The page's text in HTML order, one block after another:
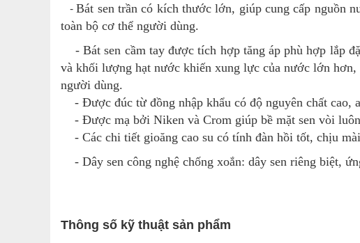
-Bát sen trần có kích thước lớn, giúp cung cấp nguồn
toàn bộ cơ thể người dùng.
- Bát sen cầm tay được tích hợp tăng áp phù hợp lắp
và khối lượng hạt nước khiến xung lực của nước lớn
người dùng.
- Được đúc từ đồng nhập khẩu có độ nguyên chất cao,
- Được mạ bởi Niken và Crom giúp bề mặt sen vòi
- Các chi tiết gioăng cao su có tính đàn hồi tốt, chịu
- Dây sen công nghệ chống xoắn: dây sen riêng biệt,
Thông số kỹ thuật sản phẩm